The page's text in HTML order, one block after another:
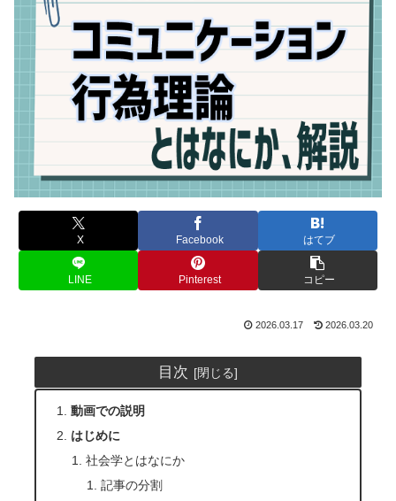
X Facebook はてブ
LINE Pinterest コピー
2026.03.17 2026.03.20
目次
動画での説明
はじめに
社会学とはなにか
記事の分割